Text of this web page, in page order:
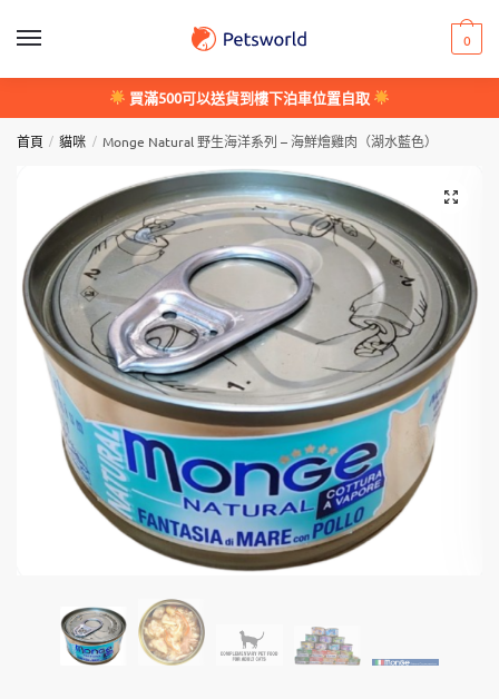
0
買滿500可以送貨到樓下泊車位置自取
首頁 / 貓咪 / Monge Natural 野生海洋系列 – 海鮮燴雞肉（湖水藍色）